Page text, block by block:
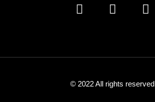
© 2022 All rights reserved